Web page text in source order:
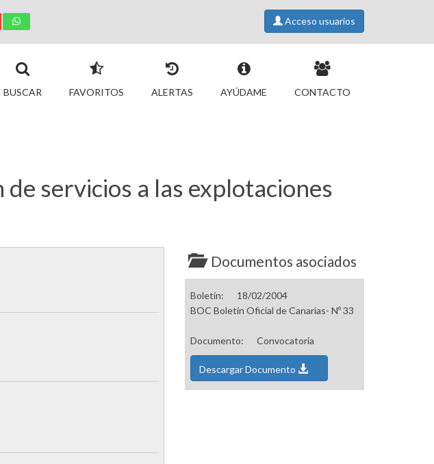
Acceso usuarios
BUSCAR FAVORITOS ALERTAS AYÚDAME CONTACTO
servicios a las explotaciones
Documentos asociados
Boletín:
18/02/2004
BOC Boletín Oficial de Canarias- Nº 33
Documento: Convocatoria
Descargar Documento